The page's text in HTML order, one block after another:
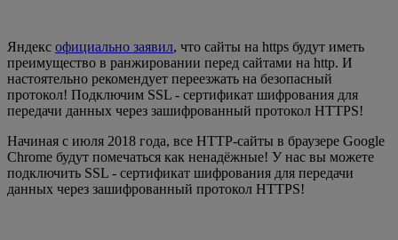
Яндекс официально заявил, что сайты на https будут иметь
преимущество в ранжировании перед сайтами на http. И
настоятельно рекомендует переезжать на безопасный
протокол! Подключим SSL - сертификат шифрования для
передачи данных через зашифрованный протокол HTTPS!
Начиная с июля 2018 года, все HTTP-сайты в браузере Google
Chrome будут помечаться как ненадёжные! У нас вы можете
подключить SSL - сертификат шифрования для передачи
данных через зашифрованный протокол HTTPS!